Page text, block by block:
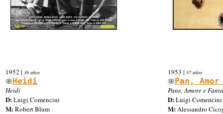
1952 | 36 años
Heidi
Heidi
D:Luigi Comencini
M:Robert Blum
1953 | 37 años
Pan,
Pane, Amore e
D:Luigi Comencini
M:Alessandro